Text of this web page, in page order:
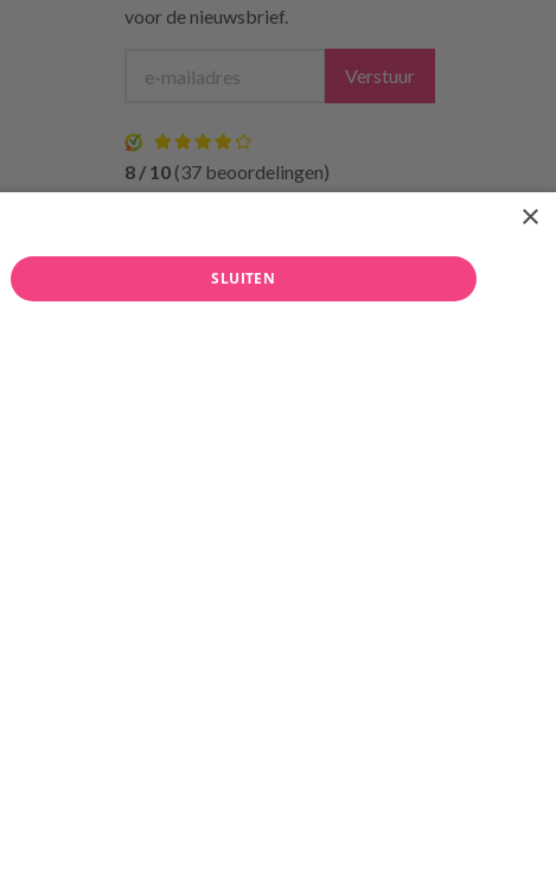
voor de nieuwsbrief.
Verstuur
8 / 10(37 beoordelingen)
verzending Bezorgenniet bij de buren
×
SLUITEN